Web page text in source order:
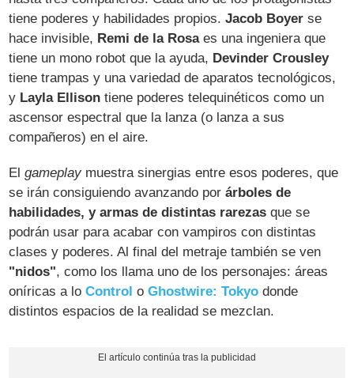
tiene poderes y habilidades propios.Jacob Boyer se
hace invisible, Remi de la Rosaes una ingeniera que
tiene un mono robot que la ayuda, Devinder Crousley
tiene trampas y una variedad de aparatos tecnológicos,
y Layla Ellison tiene poderes telequinéticos como un
ascensor espectral que la lanza (o lanza a sus
compañeros) en el aire.
Elgameplay muestra sinergias entre esos poderes, que
se irán consiguiendo avanzando porárboles de
habilidades, y armas de distintas rarezas que se
podrán usar para acabar con vampiros con distintas
clases y poderes. Al final del metraje también se ven
"nidos", como los llama uno de los personajes: áreas
oníricas a loControl oGhostwire: Tokyo donde
distintos espacios de la realidad se mezclan.